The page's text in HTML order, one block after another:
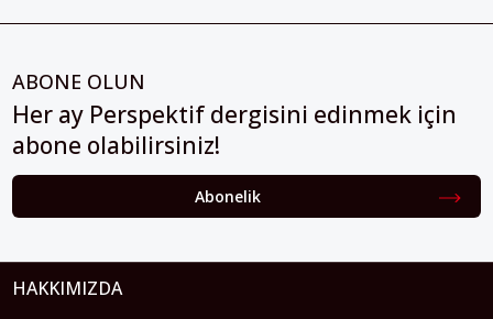
ABONE OLUN
Her ay Perspektif dergisini edinmek için
abone olabilirsiniz!
Abonelik
HAKKIMIZDA